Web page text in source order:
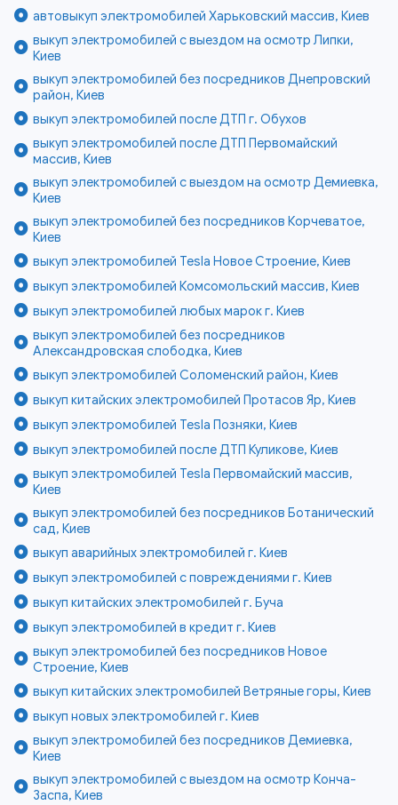
автовыкуп электромобилей Харьковский массив, Киев
выкуп электромобилей с выездом на осмотр Липки,
Киев
выкуп электромобилей без посредников Днепровский
район, Киев
выкуп электромобилей после ДТП г. Обухов
выкуп электромобилей после ДТП Первомайский
массив, Киев
выкуп электромобилей с выездом на осмотр Демиевка,
Киев
выкуп электромобилей без посредников Корчеватое,
Киев
выкуп электромобилей Tesla Новое Строение, Киев
выкуп электромобилей Комсомольский массив, Киев
выкуп электромобилей любых марок г. Киев
выкуп электромобилей без посредников
Александровская слободка, Киев
выкуп электромобилей Соломенский район, Киев
выкуп китайских электромобилей Протасов Яр, Киев
выкуп электромобилей Tesla Позняки, Киев
выкуп электромобилей после ДТП Куликове, Киев
выкуп электромобилей Tesla Первомайский массив,
Киев
выкуп электромобилей без посредников Ботанический
сад, Киев
выкуп аварийных электромобилей г. Киев
выкуп электромобилей с повреждениями г. Киев
выкуп китайских электромобилей г. Буча
выкуп электромобилей в кредит г. Киев
выкуп электромобилей без посредников Новое
Строение, Киев
выкуп китайских электромобилей Ветряные горы, Киев
выкуп новых электромобилей г. Киев
выкуп электромобилей без посредников Демиевка,
Киев
выкуп электромобилей с выездом на осмотр Конча-
Заспа, Киев